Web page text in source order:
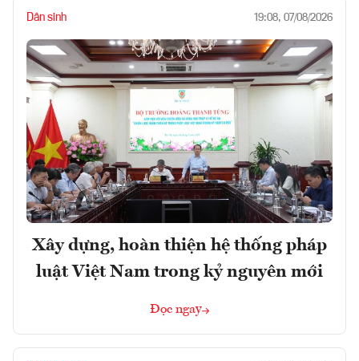
Dân sinh 19:08, 07/08/2026
Xây dựng, hoàn thiện hệ thống pháp
luật Việt Nam trong kỷ nguyên mới
Đọc ngay